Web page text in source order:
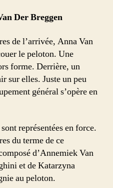
Der Breggen
de l’arrivée, Anna Van
le peloton. Une
forme. Derrière, un
sur elles. Juste un peu
général s’opère en
représentées en force.
du terme de ce
d’Annemiek Van
et de Katarzyna
au peloton.